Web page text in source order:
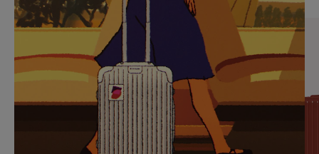
OM
TE
PAUZEREN
UITGESCHAKELD.
DRUK
HIER
OM
HET
DEMPEN